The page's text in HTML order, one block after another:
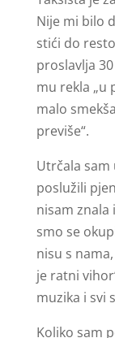
Nije mi bilo
stići do
proslavlja
mu rekla „u
malo
previše“.
Utrčala sam
poslužili
nisam znala
smo se
nisu s
je ratni
muzika i svi
Koliko sam